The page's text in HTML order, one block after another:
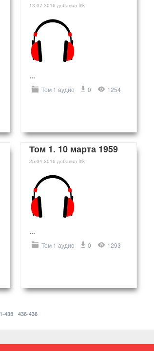
13.07.2016 добавил Irik
...
Том 1 аудио 0 1254
Том 1. 10 марта 1959
25.04.2016 добавил Irik
...
Том 1 аудио 0 1293
435 436-436